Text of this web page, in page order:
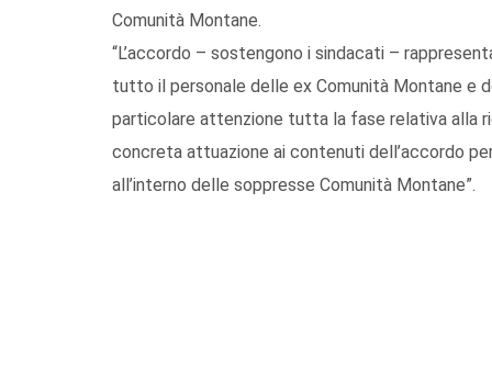
Comunità Montane.
“L’accordo – sostengono i sindacati –
tutto il personale delle ex Comunità Montane e
particolare attenzione tutta la fase relativa alla
concreta attuazione ai contenuti dell’accordo
all’interno delle soppresse Comunità Montane”.